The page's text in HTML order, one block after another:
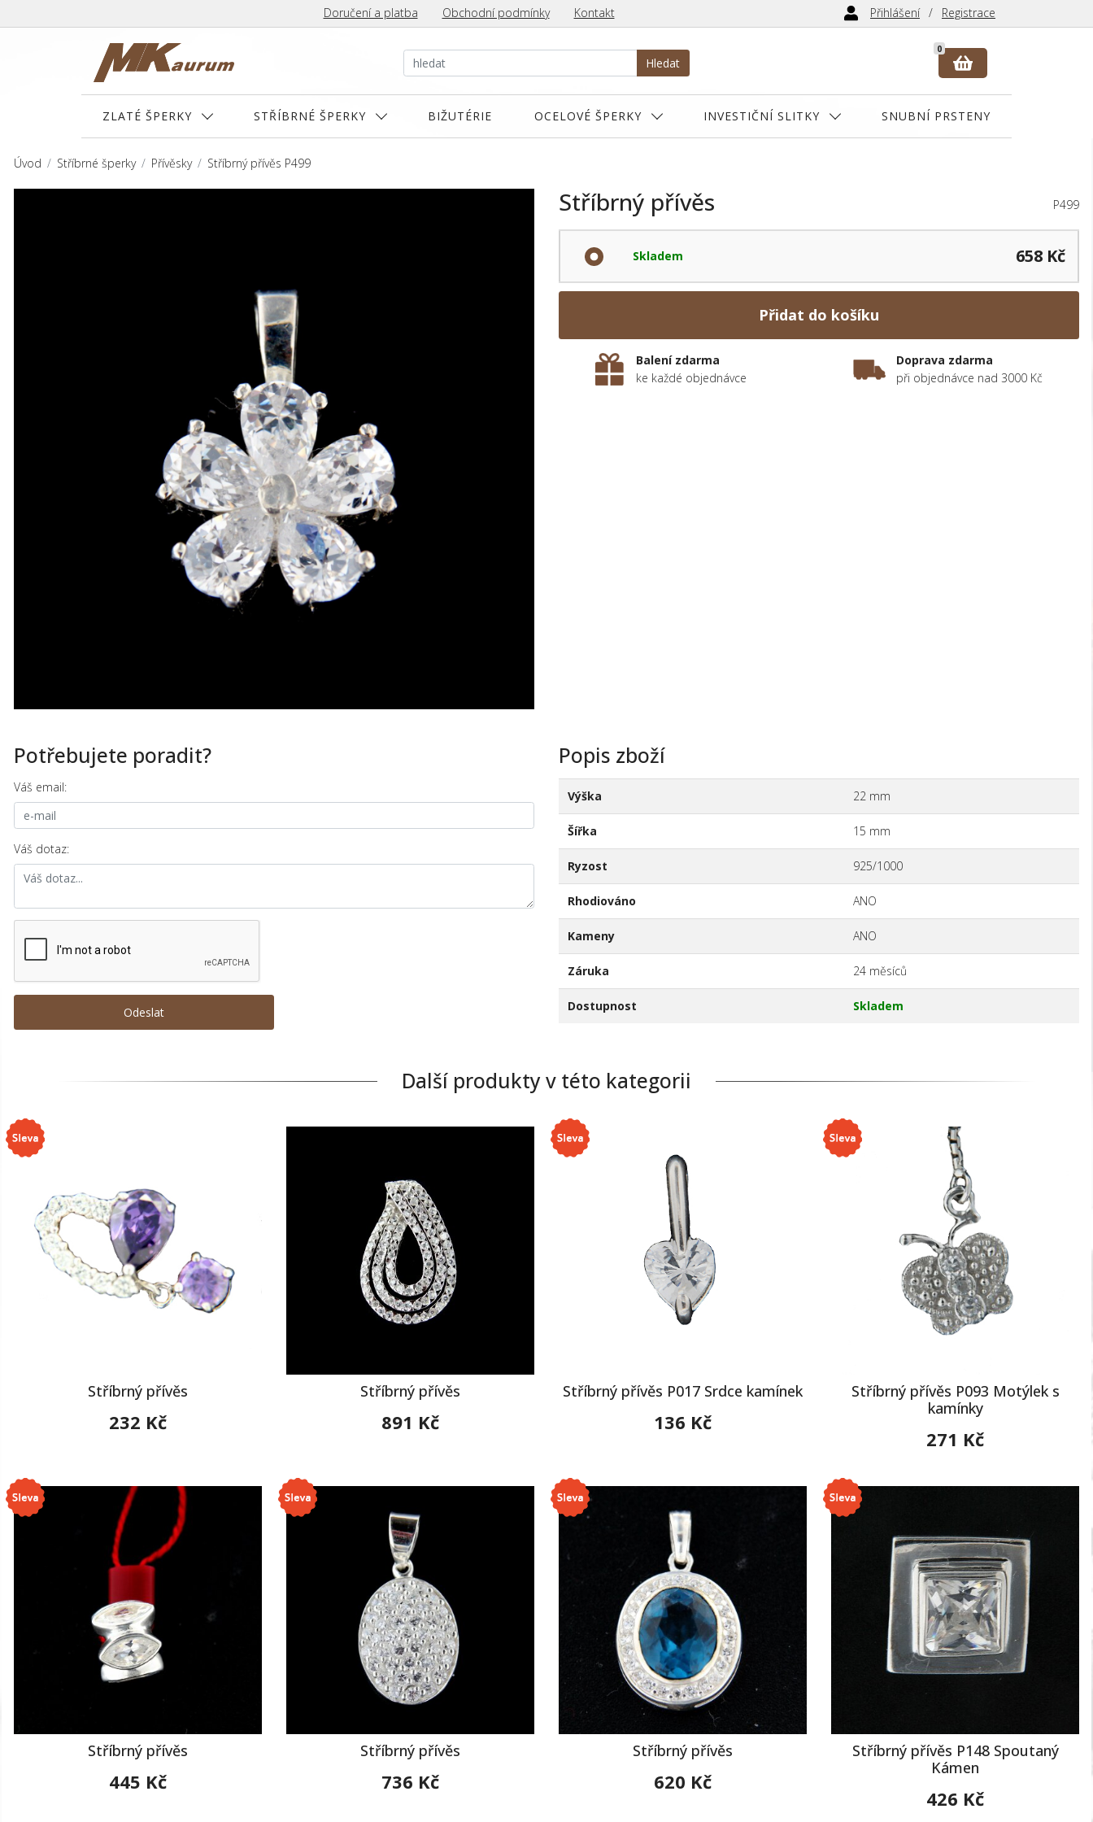
Doručení a platba Obchodní podmínky Kontakt Přihlášení Registrace
Hledat
0
ZLATÉ ŠPERKY STŘÍBRNÉ ŠPERKY BIŽUTÉRIE OCELOVÉ ŠPERKY INVESTIČNÍ SLITKY SNUBNÍ PRSTENY
Úvod Stříbrné šperky Přívěsky Stříbrný přívěs P499
Stříbrný přívěs P499
Skladem 658 Kč
Přidat do košíku
Balení zdarma
ke každé objednávce
Doprava zdarma
při objednávce nad 3000 Kč
Popis zboží
Výška 22 mm
Šířka 15 mm
Ryzost 925/1000
Rhodiováno ANO
Kameny ANO
Záruka 24 měsíců
Dostupnost Skladem
Potřebujete poradit?
Váš email:
Váš dotaz:
Další produkty v této kategorii
Stříbrný přívěs
232 Kč
Stříbrný přívěs
891 Kč
Stříbrný přívěs P017 Srdce kamínek
136 Kč
Stříbrný přívěs P093 Motýlek s
kamínky
271 Kč
Stříbrný přívěs
445 Kč
Stříbrný přívěs
736 Kč
Stříbrný přívěs
620 Kč
Stříbrný přívěs P148 Spoutaný
Kámen
426 Kč